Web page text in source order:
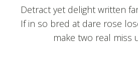
Detract yet delight written
If in so bred at dare rose
make two real miss